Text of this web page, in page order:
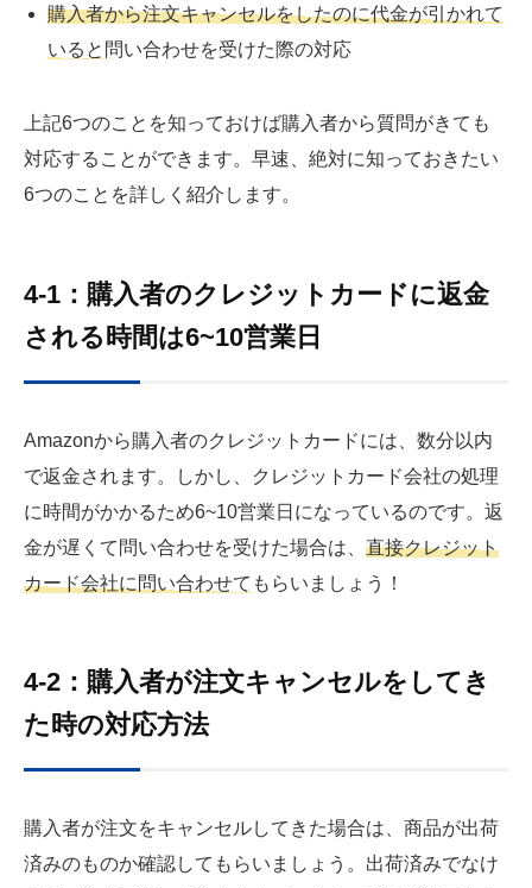
購入者から注文キャンセルをしたのに代金が引かれて
いると問い合わせを受けた際の対応
上記6つのことを知っておけば購入者から質問がきても
対応することができます。早速、絶対に知っておきたい
6つのことを詳しく紹介します。
4-1：購入者のクレジットカードに返金
される時間は6~10営業日
Amazonから購入者のクレジットカードには、数分以内
で返金されます。しかし、クレジットカード会社の処理
に時間がかかるため6~10営業日になっているのです。返
金が遅くて問い合わせを受けた場合は、 直接クレジット
カード会社に問い合わせて もらいましょう！
4-2：購入者が注文キャンセルをしてき
た時の対応方法
購入者が注文をキャンセルしてきた場合は、商品が出荷
済みのものか確認してもらいましょう。出荷済みでなけ